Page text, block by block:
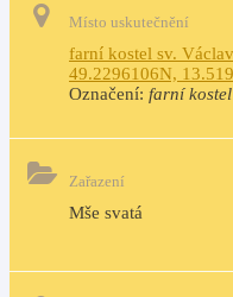
Místo uskutečnění
farní kostel sv.
49.2296106N,
Označení: farní
Zařazení
Mše svatá